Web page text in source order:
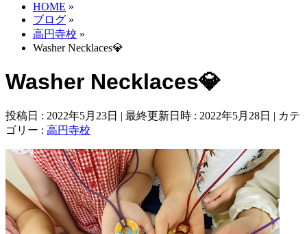
HOME »
ブログ »
高円寺校 »
Washer Necklaces💎
Washer Necklaces💎
投稿日 : 2022年5月23日 最終更新日時 : 2022年5月28日
カテ
ゴリー : 高円寺校